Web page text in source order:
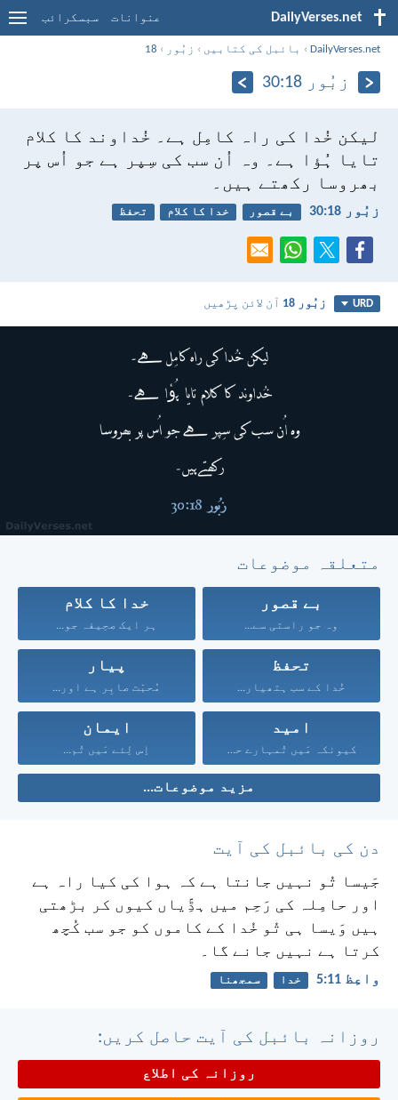
DailyVerses.net عنوانات سبسکرائب
DailyVerses.net
› بائبل کی کتابیں › زبُور ›
18
زبُور 18:‏30
لیکن خُدا کی راہ کامِل ہے۔ خُداوند کا کلام
تایا ہُؤا ہے۔ وہ اُن سب کی سِپر ہے جو اُس پر
بھروسا
رکھتے ہیں۔
زبُور 18:‏30 بے قصور خدا کا کلام تحفظ
URD زبُور 18 آن لائن پڑھیں
متعلقہ موضوعات
بے قصور
وہ جو راستی سے...
خدا کا کلام
ہر ایک صحِیفہ جو...
تحفظ
خُدا کے سب ہتھیار...
پیار
مُحبّت صابِر ہے اور...
امید
کیونکہ مَیں تُمہارے حق...
ایمان
اِس لِئے مَیں تُم...
مزید موضوعات...
دن کی بائبل کی آیت
جَیسا تُو نہیں جانتا ہے کہ ہوا کی کیا راہ ہے
اور حامِلہ کی رَحِم میں ہڈِّیاں کیوں کر بڑھتی
ہیں وَیسا ہی تُو خُدا کے کاموں کو جو سب کُچھ
کرتا ہے نہیں جانے گا۔
واعِظ 11:‏5 خدا سمجھنا
روزانہ بائبل کی آیت حاصل کریں:
روزانہ کی اطلاع